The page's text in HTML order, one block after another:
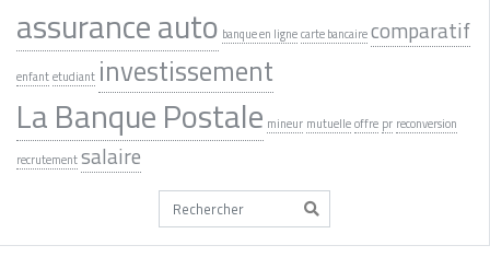
assurance auto banque en lignecarte bancairecomparatif
enfantetudiant investissement
La Banque Postale mineur mutuelleoffre pr reconversion
recrutementsalaire
Tapez votre recherche